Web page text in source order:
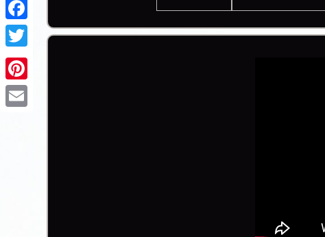
Facebook